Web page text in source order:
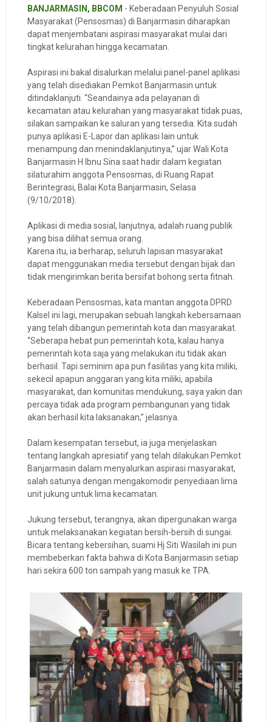
BANJARMASIN, BBCOM - Keberadaan Penyuluh Sosial
Masyarakat (Pensosmas) di Banjarmasin diharapkan
dapat menjembatani aspirasi masyarakat mulai dari
tingkat kelurahan hingga kecamatan.
Aspirasi ini bakal disalurkan melalui panel-panel aplikasi
yang telah disediakan Pemkot Banjarmasin untuk
ditindaklanjuti. “Seandainya ada pelayanan di
kecamatan atau kelurahan yang masyarakat tidak puas,
silakan sampaikan ke saluran yang tersedia. Kita sudah
punya aplikasi E-Lapor dan aplikasi lain untuk
menampung dan menindaklanjutinya,” ujar Wali Kota
Banjarmasin H Ibnu Sina saat hadir dalam kegiatan
silaturahim anggota Pensosmas, di Ruang Rapat
Berintegrasi, Balai Kota Banjarmasin, Selasa
(9/10/2018).
Aplikasi di media sosial, lanjutnya, adalah ruang publik
yang bisa dilihat semua orang.
Karena itu, ia berharap, seluruh lapisan masyarakat
dapat menggunakan media tersebut dengan bijak dan
tidak mengirimkan berita bersifat bohong serta fitnah.
Keberadaan Pensosmas, kata mantan anggota DPRD
Kalsel ini lagi, merupakan sebuah langkah kebersamaan
yang telah dibangun pemerintah kota dan masyarakat.
“Seberapa hebat pun pemerintah kota, kalau hanya
pemerintah kota saja yang melakukan itu tidak akan
berhasil. Tapi seminim apa pun fasilitas yang kita miliki,
sekecil apapun anggaran yang kita miliki, apabila
masyarakat, dan komunitas mendukung, saya yakin dan
percaya tidak ada program pembangunan yang tidak
akan berhasil kita laksanakan,” jelasnya.
Dalam kesempatan tersebut, ia juga menjelaskan
tentang langkah apresiatif yang telah dilakukan Pemkot
Banjarmasin dalam menyalurkan aspirasi masyarakat,
salah satunya dengan mengakomodir penyediaan lima
unit jukung untuk lima kecamatan.
Jukung tersebut, terangnya, akan dipergunakan warga
untuk melaksanakan kegiatan bersih-bersih di sungai.
Bicara tentang kebersihan, suami Hj Siti Wasilah ini pun
membeberkan fakta bahwa di Kota Banjarmasin setiap
hari sekira 600 ton sampah yang masuk ke TPA.